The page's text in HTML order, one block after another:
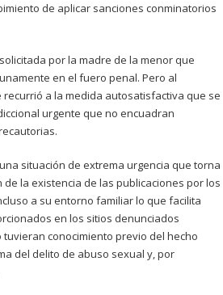
de aplicar sanciones conminatorios
por la madre de la menor que
en el fuero penal. Pero al
a la medida autosatisfactiva que se
urgente que no encuadran
situación de extrema urgencia que torna
la existencia de las publicaciones por los
a su entorno familiar lo que facilita
en los sitios denunciados
conocimiento previo del hecho
del delito de abuso sexual y, por